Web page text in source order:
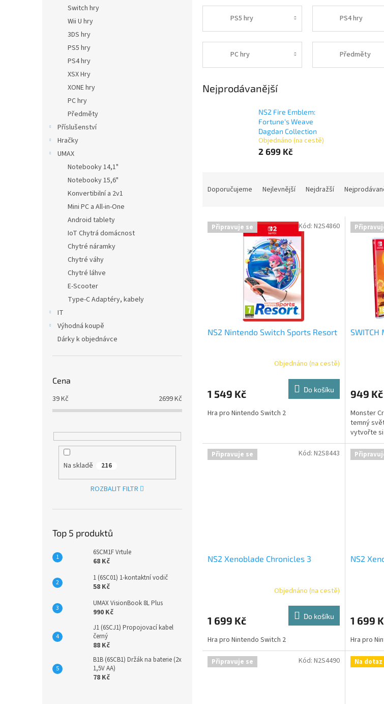
Switch hry
Wii U hry
3DS hry
PS5 hry
PS4 hry
XSX Hry
XONE hry
PC hry
Předměty
Příslušenství
Hračky
UMAX
Notebooky 14,1"
Notebooky 15,6"
Konvertibilní a 2v1
Mini PC a All-in-One
Android tablety
IoT Chytrá domácnost
Chytré náramky
Chytré váhy
Chytré láhve
E-Scooter
Type-C Adaptéry, kabely
IT
Výhodná koupě
Dárky k objednávce
Cena
39Kč 2699Kč
Na skladě 216
ROZBALIT FILTR
Top 5 produktů
6SCM1F Vrtule
68 Kč
1 (6SC01) 1-kontaktní vodič
58 Kč
UMAX VisionBook 8L Plus
990 Kč
J1 (6SCJ1) Propojovací kabel
černý
88 Kč
B1B (6SCB1) Držák na baterie (2x
1,5V AA)
78 Kč
PS5 hry PS4 hry
PC hry Předměty
Nejprodávanější
NS2 Fire Emblem:
Fortune's Weave
Dagdan Collection
Objednáno (na cestě)
2 699 Kč
n
Doporučujeme Nejlevnější Nejdražší
V Připravuje se
NS2 Nintendo Switch Sports Resort
Objednáno (na cestě)
1 549 Kč Do košíku
Hra pro Nintendo Switch 2
Kód: N2S4860
949 Kč
Monster
temný
vytvořte
Připravuje se
NS2 Xenoblade Chronicles 3
Objednáno (na cestě)
1 699 Kč Do košíku
Hra pro Nintendo Switch 2
Kód: N2S8443
NS2
1 699
Hra pro
Připravuje se Kód: N2S4490 Na dotaz